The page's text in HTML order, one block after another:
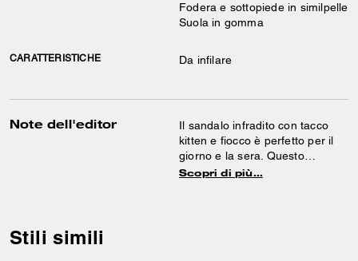
Fodera e sottopiede in similpelle
Suola in gomma
CARATTERISTICHE Da infilare
Note dell'editor
Il sandalo infradito con tacco
kitten e fiocco è perfetto per il
giorno e la sera. Questo
sandalo slip-on in pelle presenta
Scopri di più…
Stili simili